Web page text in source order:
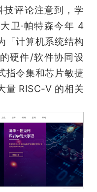
技评论注意到，学
卫·帕特森今年 4
「计算机系统结构
硬件/软件协同设
指令集和芯片敏捷
量 RISC-V 的相关